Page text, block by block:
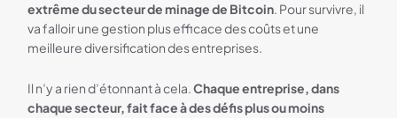
extrême du secteur de minage de Bitcoin. Pour survivre, il
va falloir une gestion plus efficace des coûts et une
meilleure diversification des entreprises.
Il n’y a rien d’étonnant à cela.Chaque entreprise, dans
chaque secteur, fait face à des défis plus ou moins